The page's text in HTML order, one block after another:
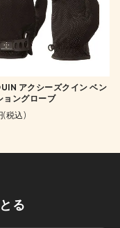
アクシーズクイン ベン
ョングローブ
税込)
る